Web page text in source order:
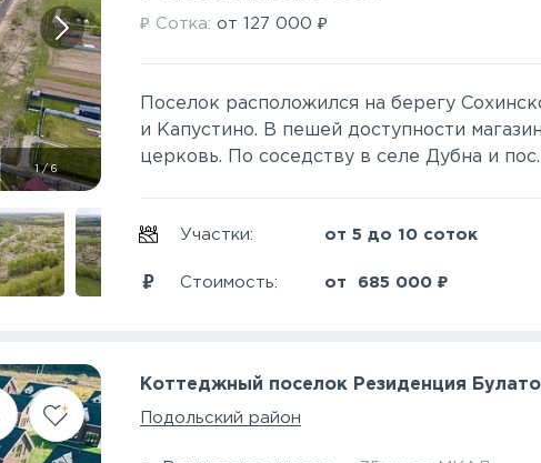
1/6
₽ Сотка:от 127 000 ₽
Поселок расположился на берегу
и Капустино. В пешей доступности
церковь. По соседству в селе Дубна и
Участки: от 5 до 10 соток
Стоимость: от 685 000 ₽
Коттеджный поселок Резиденция
Подольский район